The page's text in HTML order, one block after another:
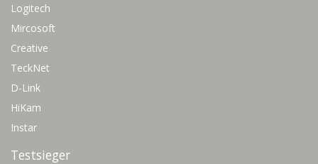
Logitech
Mircosoft
Creative
TeckNet
D-Link
HiKam
Instar
Testsieger